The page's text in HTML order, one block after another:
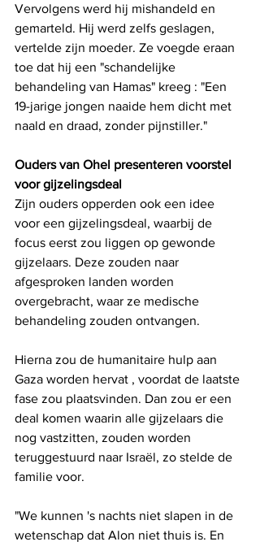
Vervolgens werd hij mishandeld en
gemarteld. Hij werd zelfs geslagen,
vertelde zijn moeder. Ze voegde eraan
toe dat hij een "schandelijke
behandeling van Hamas" kreeg : "Een
19-jarige jongen naaide hem dicht met
naald en draad, zonder pijnstiller."
Ouders van Ohel presenteren voorstel
voor gijzelingsdeal
Zijn ouders opperden ook een idee
voor een gijzelingsdeal, waarbij de
focus eerst zou liggen op gewonde
gijzelaars. Deze zouden naar
afgesproken landen worden
overgebracht, waar ze medische
behandeling zouden ontvangen.
Hierna zou de humanitaire hulp aan
Gaza worden hervat , voordat de laatste
fase zou plaatsvinden. Dan zou er een
deal komen waarin alle gijzelaars die
nog vastzitten, zouden worden
teruggestuurd naar Israël, zo stelde de
familie voor.
"We kunnen 's nachts niet slapen in de
wetenschap dat Alon niet thuis is. En